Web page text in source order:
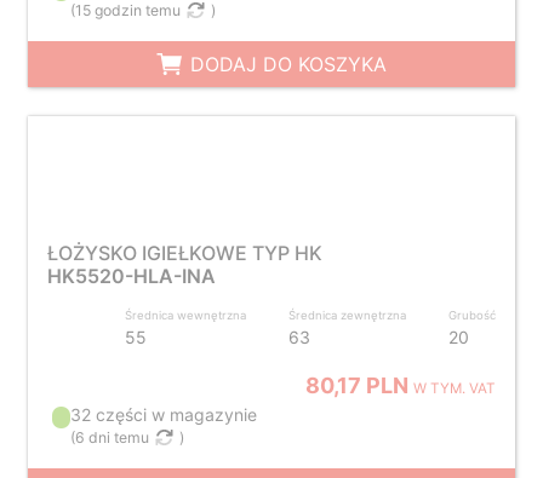
(15 godzin temu )
DODAJ DO KOSZYKA
ŁOŻYSKO IGIEŁKOWE TYP HK
HK5520-HLA-INA
Średnica wewnętrzna
55
Średnica zewnętrzna
63
Grubość
20
80,17 PLNW TYM. VAT
32 części w magazynie
(6 dni temu )